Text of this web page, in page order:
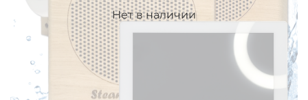
Нет в наличии